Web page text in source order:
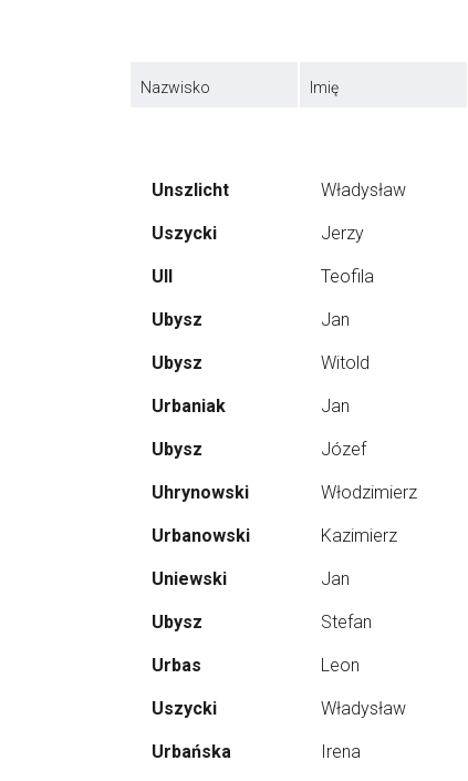
Nazwisko Imię
Unszlicht Władysław
Uszycki Jerzy
Ull Teofila
Ubysz Jan
Ubysz Witold
Urbaniak Jan
Ubysz Józef
Uhrynowski Włodzimierz
Urbanowski Kazimierz
Uniewski Jan
Ubysz Stefan
Urbas Leon
Uszycki Władysław
Urbańska Irena